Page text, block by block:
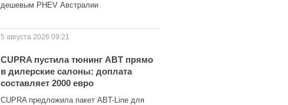
дешевым PHEV Австралии
5 августа 2026 09:21
CUPRA пустила тюнинг ABT прямо
в дилерские салоны: доплата
составляет 2000 евро
CUPRA предложила пакет ABT-Line для